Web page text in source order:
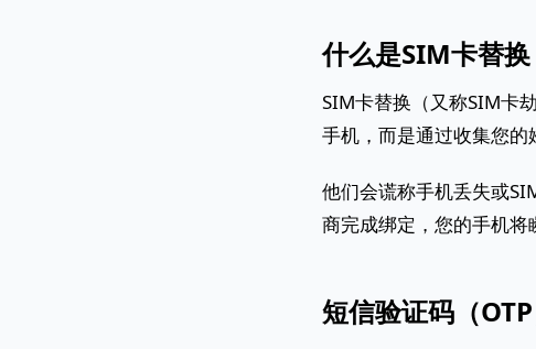
什么是SIM卡替
SIM卡替换（又称SIM卡
手机，而是通过收集您的
他们会谎称手机丢失或
商完成绑定，您的手机将
短信验证码（